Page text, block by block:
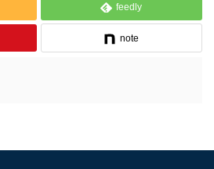
feedly
note